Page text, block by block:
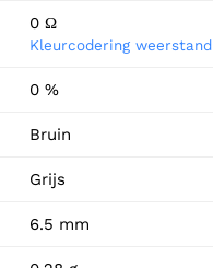
0 Ω
Kleurcodering weerstand
0 %
Bruin
Grijs
6.5 mm